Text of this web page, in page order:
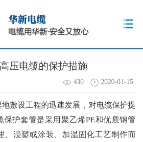
压电缆的保护措施
430 2020-01-15
地敷设工程的迅速发展，对电缆保护提
保护套管是采用聚乙烯PE和优质钢管
、浸塑或涂装、加温固化工艺制作而